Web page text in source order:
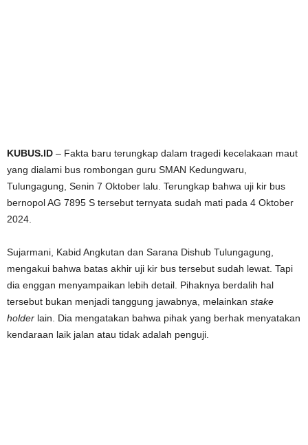
KUBUS.ID – Fakta baru terungkap dalam tragedi kecelakaan maut
yang dialami bus rombongan guru SMAN Kedungwaru,
Tulungagung, Senin 7 Oktober lalu. Terungkap bahwa uji kir bus
bernopol AG 7895 S tersebut ternyata sudah mati pada 4 Oktober
2024.
Sujarmani, Kabid Angkutan dan Sarana Dishub Tulungagung,
mengakui bahwa batas akhir uji kir bus tersebut sudah lewat. Tapi
dia enggan menyampaikan lebih detail. Pihaknya berdalih hal
tersebut bukan menjadi tanggung jawabnya, melainkan stake
holder lain. Dia mengatakan bahwa pihak yang berhak menyatakan
kendaraan laik jalan atau tidak adalah penguji.